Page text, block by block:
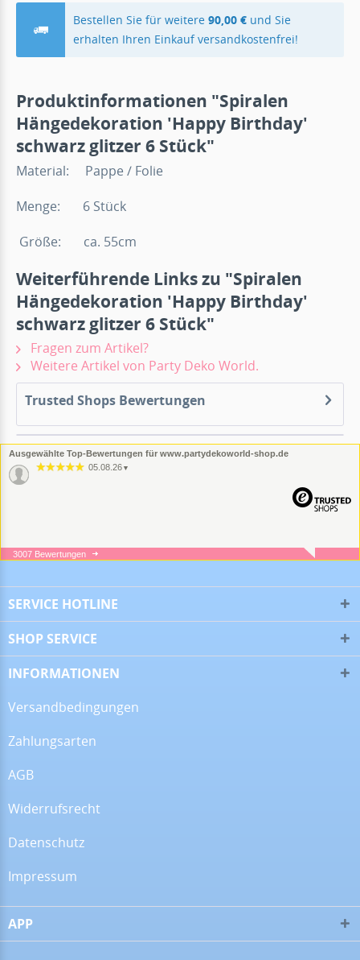
Bestellen Sie für weitere90,00 € und Sie
erhalten Ihren Einkauf versandkostenfrei!
Produktinformationen "Spiralen
Hängedekoration 'Happy Birthday'
schwarz glitzer 6 Stück"
Material: Pappe / Folie
Menge: 6 Stück
Größe: ca. 55cm
Weiterführende Links zu "Spiralen
Hängedekoration 'Happy Birthday'
schwarz glitzer 6 Stück"
Fragen zum Artikel?
Weitere Artikel von Party Deko World.
Trusted Shops Bewertungen
Ausgewählte Top-Bewertungen für www.partydekoworld-shop.de
05.08.26 ▼
05.08.26▼
13.07.26
3007 Bewertungen
SERVICE HOTLINE
SHOP SERVICE
INFORMATIONEN
Versandbedingungen
Zahlungsarten
AGB
Widerrufsrecht
Datenschutz
Impressum
APP